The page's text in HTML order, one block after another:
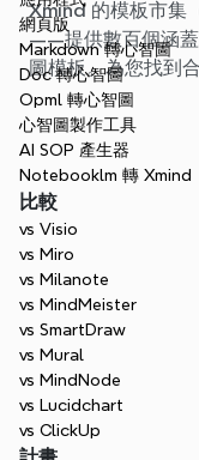
Xmind 的模板市集
——提供數百個涵蓋
圖模板。為您找到
網頁版
Markdown 轉心智圖
Doc 轉心智圖
Opml 轉心智圖
心智圖製作工具
AI SOP 產生器
Notebooklm 轉 Xmind
比較
vs Visio
vs Miro
vs Milanote
vs MindMeister
vs SmartDraw
vs Mural
vs MindNode
vs Lucidchart
vs ClickUp